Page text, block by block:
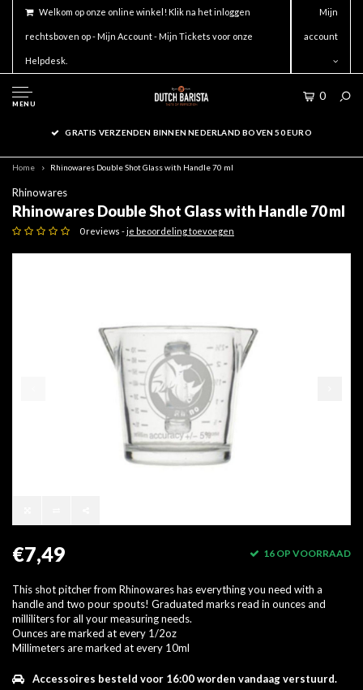
Welkom op onze online winkel! Klik na het inloggen
rechtsboven op - Mijn Account - Mijn Tickets voor onze
Helpdesk.
Mijn
account
MENU
0
GRATIS VERZENDEN BINNEN NEDERLAND BOVEN 50 EURO
Home Rhinowares Double Shot Glass with Handle 70 ml
Rhinowares
Rhinowares Double Shot Glass with Handle 70 ml
0 reviews -je beoordeling toevoegen
€7,49 16 OP VOORRAAD
This shot pitcher from Rhinowares has everything you need with a
handle and two pour spouts! Graduated marks read in ounces and
milliliters for all your measuring needs.
Ounces are marked at every 1/2oz
Millimeters are marked at every 10ml
Accessoires besteld voor 16:00 worden vandaag verstuurd.